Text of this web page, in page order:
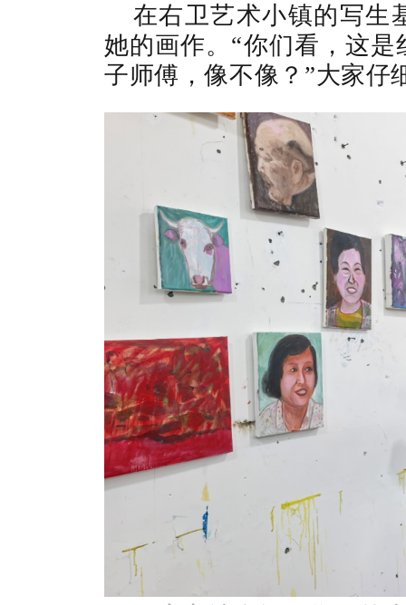
在右卫艺术小镇的写生
她的画作。“你们看，这
子师傅，像不像？”大家仔